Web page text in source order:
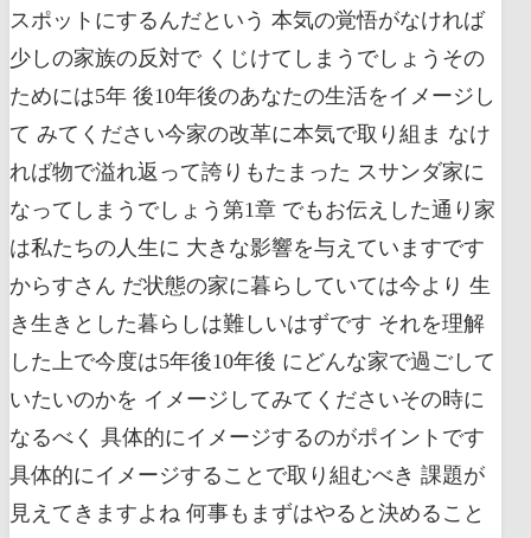
スポットにするんだという 本気の覚悟がなければ
少しの家族の反対で くじけてしまうでしょうその
ためには5年 後10年後のあなたの生活をイメージし
て みてください今家の改革に本気で取り組ま なけ
れば物で溢れ返って誇りもたまった スサンダ家に
なってしまうでしょう第1章 でもお伝えした通り家
は私たちの人生に 大きな影響を与えていますです
からすさん だ状態の家に暮らしていては今より 生
き生きとした暮らしは難しいはずです それを理解
した上で今度は5年後10年後 にどんな家で過ごして
いたいのかを イメージしてみてくださいその時に
なるべく 具体的にイメージするのがポイントです
具体的にイメージすることで取り組むべき 課題が
見えてきますよね 何事もまずはやると決めること